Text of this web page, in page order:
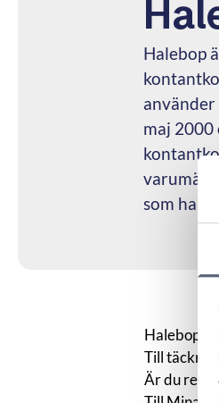
Halebop
maj 2000
som
Halebop
Till
Är du